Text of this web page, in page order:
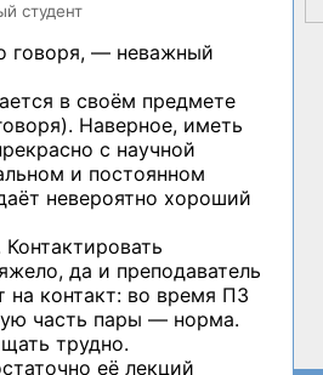
студент
говоря, — неважный
в своём предмете
Наверное, иметь
с научной
и постоянном
невероятно хороший
да и преподаватель
на контакт: во время ПЗ
часть пары — норма.
трудно.
её лекций